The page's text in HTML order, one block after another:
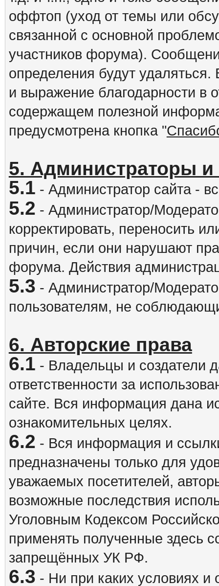
оффтоп (уход от темы или
связанной с основной
участников форума).
определения будут
и выражение благодарности в
содержащем полезной
предусмотрена кнопка "
5. Администраторы
5.1 - Администратор сайта -
5.2 - Администратор/
корректировать, переносить
причин, если они нарушают
форума. Действия
5.3 - Администратор/
пользователям, не
6. Авторские права
6.1 - Владельцы и создатели
ответственности за
сайте. Вся информация дана
ознакомительных целях.
6.2 - Вся информация и
предназначены только для
уважаемых посетителей,
возможные последствия
Уголовным Кодексом
применять полученные здесь
запрещённых УК РФ.
6.3 - Ни при каких условиях и